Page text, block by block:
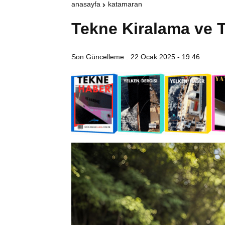
anasayfa katamaran
Tekne Kiralama ve
Son Güncelleme : 22 Ocak 2025 - 19:46